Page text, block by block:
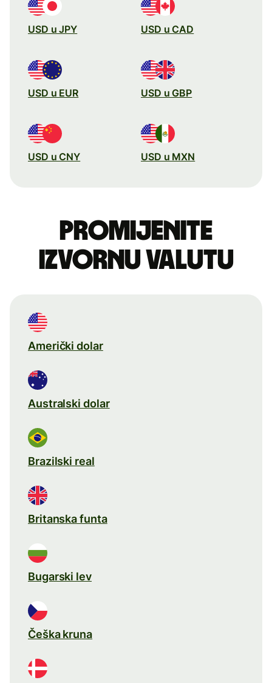
USD u JPY USD u CAD
USD u EUR USD u GBP
USD u CNY USD u MXN
Promijenite
izvornu valutu
Američki dolar
Australski dolar
Brazilski real
Britanska funta
Bugarski lev
Češka kruna